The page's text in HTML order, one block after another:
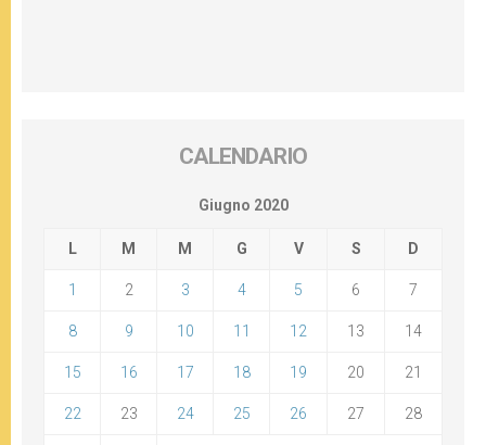
CALENDARIO
Giugno 2020
L M M G V S D
1 2 3 4 5 6 7
8 9 10 11 12 13 14
15 16 17 18 19 20 21
22 23 24 25 26 27 28